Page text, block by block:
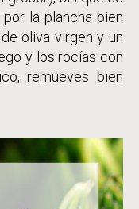
la plancha bien
oliva virgen y un
y los rocías con
remueves bien